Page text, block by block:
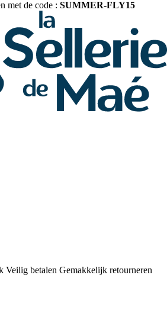
met de code : SUMMER-FLY15
Veilig betalen Gemakkelijk retourneren